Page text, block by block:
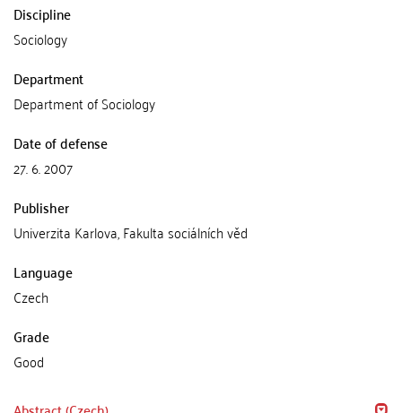
Discipline
Sociology
Department
Department of Sociology
Date of defense
27. 6. 2007
Publisher
Univerzita Karlova, Fakulta sociálních věd
Language
Czech
Grade
Good